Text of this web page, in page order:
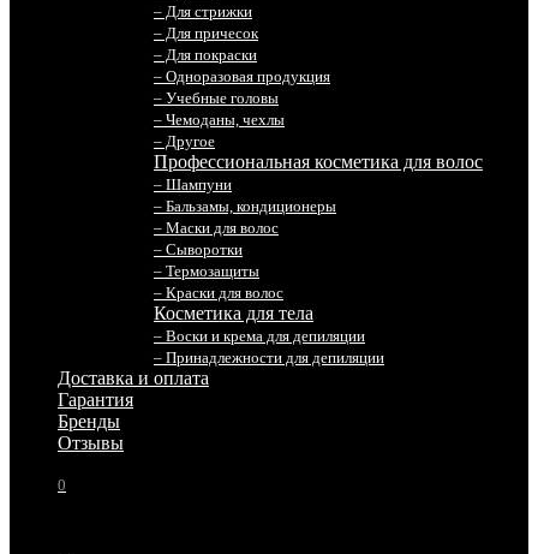
– Для стрижки
– Для причесок
– Для покраски
– Одноразовая продукция
– Учебные головы
– Чемоданы, чехлы
– Другое
Профессиональная косметика для волос
– Шампуни
– Бальзамы, кондиционеры
– Маски для волос
– Сыворотки
– Термозащиты
– Краски для волос
Косметика для тела
– Воски и крема для депиляции
– Принадлежности для депиляции
Доставка и оплата
Гарантия
Бренды
Отзывы
0